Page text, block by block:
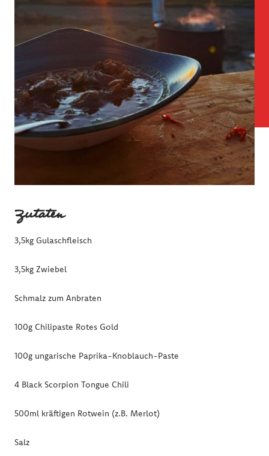
Zutaten
3,5kg Gulaschfleisch
3,5kg Zwiebel
Schmalz zum Anbraten
100g Chilipaste Rotes Gold
100g ungarische Paprika-Knoblauch-Paste
4 Black Scorpion Tongue Chili
500ml kräftigen Rotwein (z.B. Merlot)
Salz